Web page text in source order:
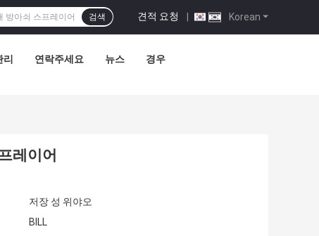
Korean
견적 요청 |
검색
연락주세요 뉴스 경우
레이어
저장 성 위야오
BILL